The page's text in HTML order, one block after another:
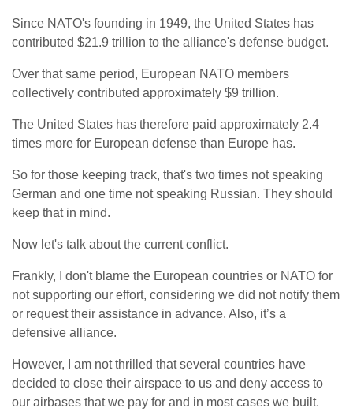
Since NATO's founding in 1949, the United States has
contributed $21.9 trillion to the alliance's defense budget.
Over that same period, European NATO members
collectively contributed approximately $9 trillion.
The United States has therefore paid approximately 2.4
times more for European defense than Europe has.
So for those keeping track, that's two times not speaking
German and one time not speaking Russian. They should
keep that in mind.
Now let's talk about the current conflict.
Frankly, I don't blame the European countries or NATO for
not supporting our effort, considering we did not notify them
or request their assistance in advance. Also, it’s a
defensive alliance.
However, I am not thrilled that several countries have
decided to close their airspace to us and deny access to
our airbases that we pay for and in most cases we built.